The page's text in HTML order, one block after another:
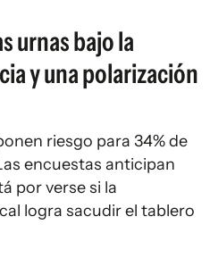
urnas bajo la
y una polarización
riesgo para 34% de
encuestas anticipan
por verse si la
logra sacudir el tablero